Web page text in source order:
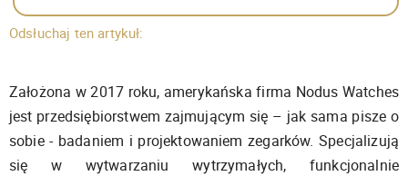
Odsłuchaj ten artykuł:
Założona w 2017 roku, amerykańska firma Nodus Watches
jest przedsiębiorstwem zajmującym się – jak sama pisze o
sobie - badaniem i projektowaniem zegarków. Specjalizują
się w wytwarzaniu wytrzymałych, funkcjonalnie